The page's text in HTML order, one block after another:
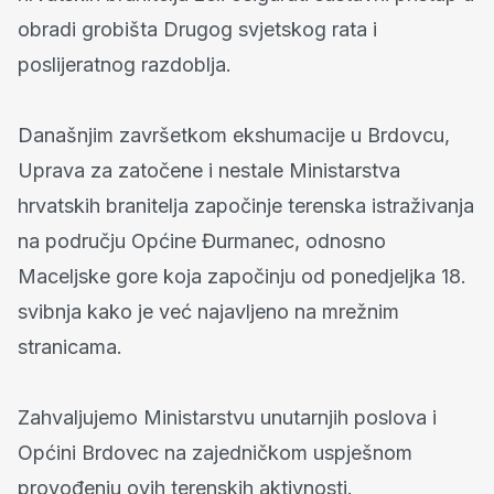
obradi grobišta Drugog svjetskog rata i
poslijeratnog razdoblja.
Današnjim završetkom ekshumacije u Brdovcu,
Uprava za zatočene i nestale Ministarstva
hrvatskih branitelja započinje terenska istraživanja
na području Općine Đurmanec, odnosno
Maceljske gore koja započinju od ponedjeljka 18.
svibnja kako je već najavljeno na mrežnim
stranicama.
Zahvaljujemo Ministarstvu unutarnjih poslova i
Općini Brdovec na zajedničkom uspješnom
provođenju ovih terenskih aktivnosti.